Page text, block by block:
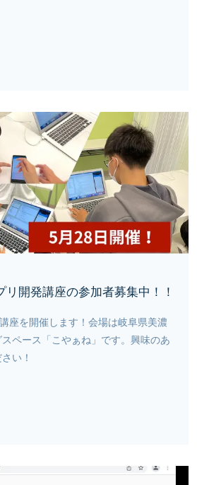
リ開発講座の参加者募集中！！
座を開催します！会場は岐阜県美濃
ペース「こやぁね」です。興味のあ
い！